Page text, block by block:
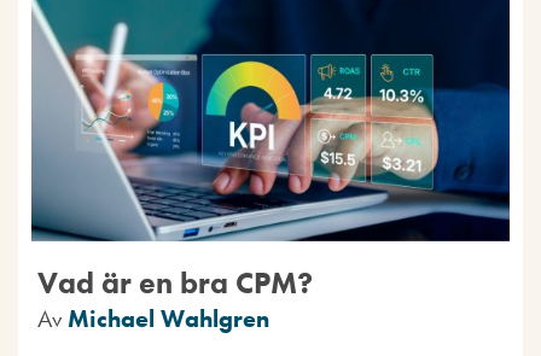
Vad är en bra CPM?
Av Michael Wahlgren